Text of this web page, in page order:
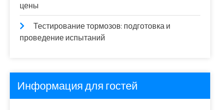
цены
Тестирование тормозов: подготовка и
проведение испытаний
Информация для гостей